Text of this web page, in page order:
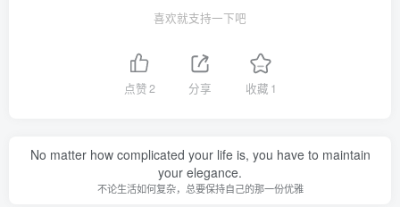
喜欢就支持一下吧
点赞2 分享 收藏 1
No matter how complicated your life is, you have to maintain
your elegance.
不论生活如何复杂，总要保持自己的那一份优雅